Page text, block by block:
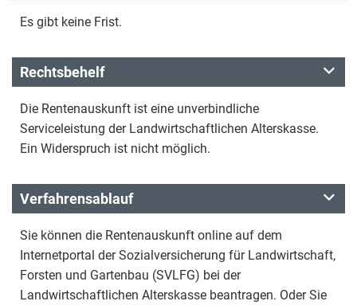
Es gibt keine Frist.
Rechtsbehelf
Die Rentenauskunft ist eine unverbindliche
Serviceleistung der Landwirtschaftlichen Alterskasse.
Ein Widerspruch ist nicht möglich.
Verfahrensablauf
Sie können die Rentenauskunft online auf dem
Internetportal der Sozialversicherung für Landwirtschaft,
Forsten und Gartenbau (SVLFG) bei der
Landwirtschaftlichen Alterskasse beantragen. Oder Sie